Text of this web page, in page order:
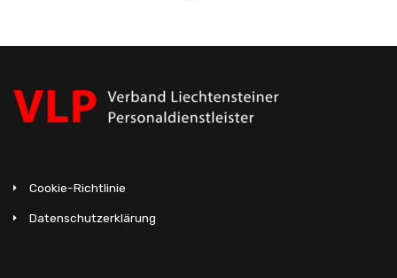
Cookie-Richtlinie
Datenschutzerklärung